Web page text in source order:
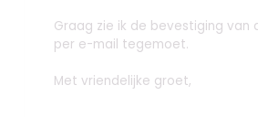
Graag zie ik de bevestiging van
per e-mail tegemoet.
Met vriendelijke groet,